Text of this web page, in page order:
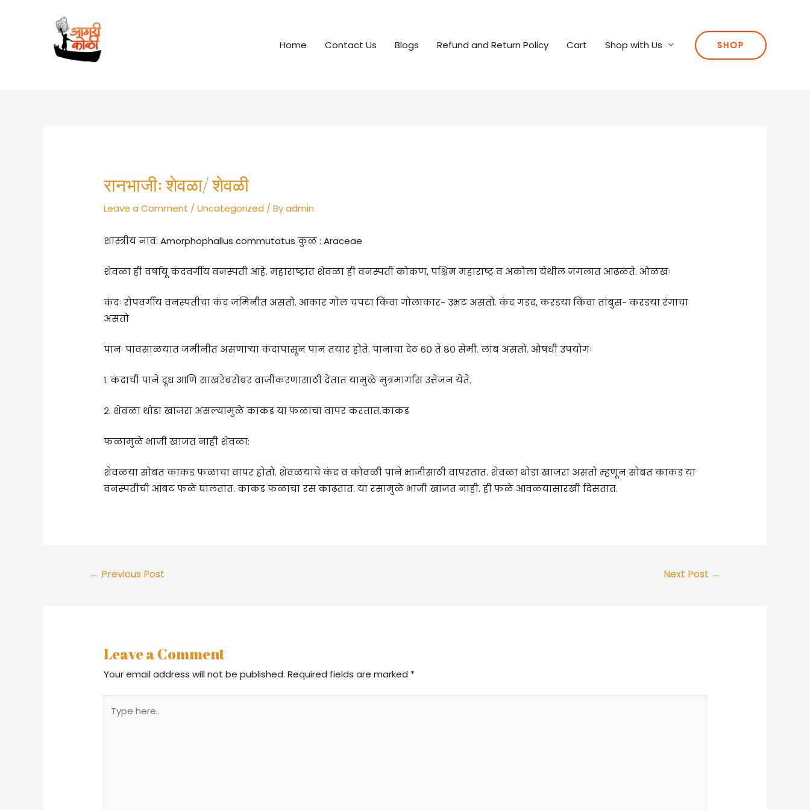
Home Contact Us Blogs Refund and Return Policy Cart Shop with Us SHOP
रानभाजीः शेवळा/ शेवळी
Leave a Comment /Uncategorized / Byadmin
शास्त्रीय नाव: Amorphophallus commutatus कुळ : Araceae
शेवळा ही वर्षायू कंदवर्गीय वनस्पती आहे. महाराष्ट्रात शेवळा ही वनस्पती कोकण, पश्चिम महाराष्ट्र व अकोला येथील जंगलात आढळते. ओळखः
कंदः रोपवर्गीय वनस्पतीचा कंद जमिनीत असतो. आकार गोल चपटा किंवा गोलाकार- उभट असतो. कंद गडद, करडया किंवा तांबुस- करडया रंगाचा
असतो
पानः पावसाळयात जमीनीत असणाऱ्या कंदापासून पान तयार होते. पानाचा देठ ६० ते ८० सेमी. लांब असतो. औषधी उपयोगः
१. कंदाची पाने दूध आणि साखरेबरोबर वाजीकरणासाठी देतात यामुळे मुत्रमार्गास उत्तेजन येते.
२. शेवळा थोडा खाजरा असल्यामुळे काकड या फळाचा वापर करतात.काकड
फळामुळे भाजी खाजत नाही शेवळा:
शेवळया सोबत काकड फळाचा वापर होतो. शेवळयाचे कंद व कोवळी पाने भाजीसाठी वापरतात. शेवळा थोडा खाजरा असतो म्हणून सोबत काकड या
वनस्पतीची आंबट फळे घालतात. काकड फळाचा रस काढतात. या रसामुळे भाजी खाजत नाही. ही फळे आवळयासारखी दिसतात.
← Previous Post Next Post →
Leave a Comment
Your email address will not be published. Required fields are marked *
here..